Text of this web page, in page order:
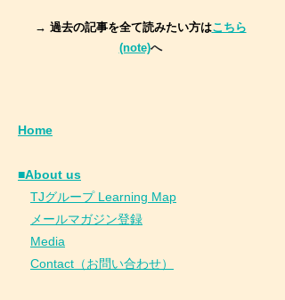
→ 過去の記事を全て読みたい方はこちら
(note)へ
Home
■About us
TJグループ Learning Map
メールマガジン登録
Media
Contact（お問い合わせ）